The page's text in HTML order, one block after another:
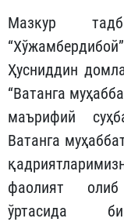
Мазкур
Ҳусниддин
“Ватанга
маърифий
Ватанга
фаолият олиб
ўртасида